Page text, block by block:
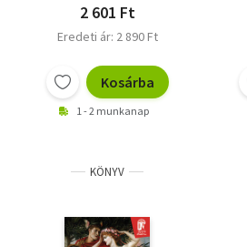
2 601 Ft
Eredeti ár: 2 890 Ft
Kosárba
1 - 2 munkanap
KÖNYV